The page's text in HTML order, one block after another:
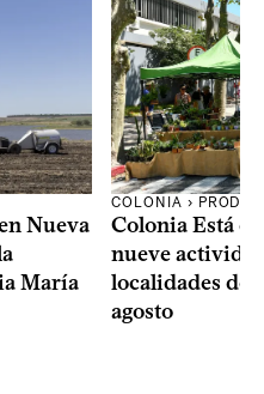
Nueva
María
COLONIA ›
Colonia Está
nueve
localidades del
agosto